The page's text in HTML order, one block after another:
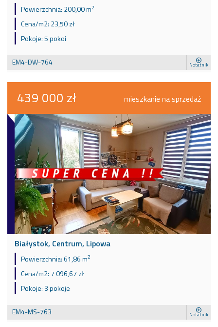
Powierzchnia: 200,00 m2
Cena/m2: 23,50 zł
Pokoje:5 pokoi
EM4-DW-764 Notatnik
439 000 zł mieszkanie na sprzedaż
Białystok, Centrum, Lipowa
Powierzchnia:61,86 m2
Cena/m2: 7 096,67 zł
Pokoje: 3 pokoje
EM4-MS-763 Notatnik